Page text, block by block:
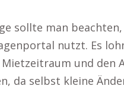
sollte man
nutzt. Es
Mietzeitraum und den
da selbst kleine